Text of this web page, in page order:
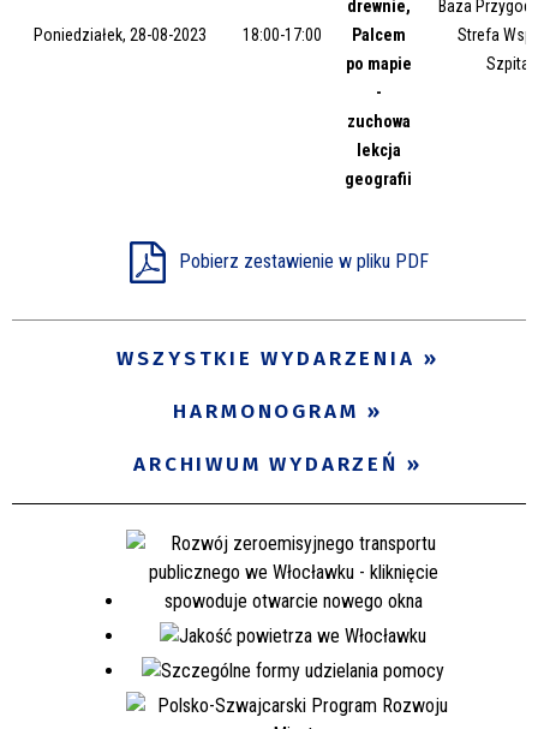
Miejsce
Poniedziałek, 28-08-2023 18:00-17:00
drewnie,
Palcem
po mapie
-
zuchowa
lekcja
geografii
Baza
Strefa
Pobierz zestawienie w pliku PDF
WSZYSTKIE WYDARZENIA
HARMONOGRAM
ARCHIWUM WYDARZEŃ